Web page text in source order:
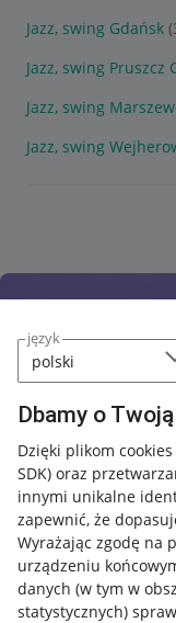
język
Dbamy o
Dzięki plikom
SDK) oraz
innymi unikalne
zapewnić, że
Wyrażając zgodę na
urządzeniu
danych (w tym w
statystycznych)
Jazz, swing Gdańsk
Jazz, swing Pruszcz
Jazz, swing
Jazz, swing